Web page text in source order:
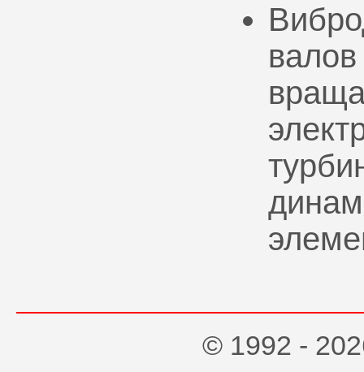
© 1992 -